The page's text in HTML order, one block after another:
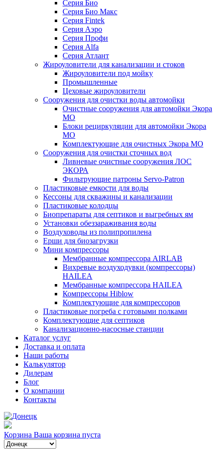
Серия Био
Серия Био Макс
Серия Fintek
Серия Аэро
Серия Профи
Серия Alfa
Серия Атлант
Жироуловители для канализации и стоков
Жироуловители под мойку
Промышленные
Цеховые жироуловители
Сооружения для очистки воды автомойки
Очистные сооружения для автомойки Экора
МО
Блоки рециркуляции для автомойки Экора
МО
Комплектующие для очистных Экора МО
Сооружения для очистки сточных вод
Ливневые очистные сооружения ЛОС
ЭКОРА
Фильтрующие патроны Servo-Patron
Пластиковые емкости для воды
Кессоны для скважины и канализации
Пластиковые колодцы
Биопрепараты для септиков и выгребных ям
Установки обеззараживания воды
Воздуховоды из полипропилена
Ерши для биозагрузки
Мини компрессоры
Мембранные компрессора AIRLAB
Вихревые воздуходувки (компрессоры)
HAILEA
Мембранные компрессора HAILEA
Компрессоры Hiblow
Комплектующие для компрессоров
Пластиковые погреба с готовыми полками
Комплектующие для септиков
Канализационно-насосные станции
Каталог услуг
Доставка и оплата
Наши работы
Калькулятор
Дилерам
Блог
О компании
Контакты
Корзина Ваша корзина пуста